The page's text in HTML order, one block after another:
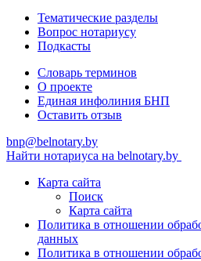
Тематические разделы
Вопрос нотариусу
Подкасты
Словарь терминов
О проекте
Единая инфолиния БНП
Оставить отзыв
bnp@belnotary.by
Найти нотариуса на belnotary.by
Карта сайта
Поиск
Карта сайта
Политика в отношении
данных
Политика в отношении